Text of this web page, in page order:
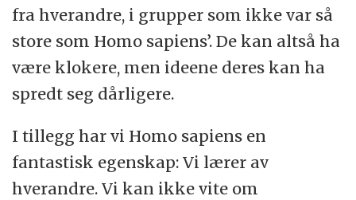
fra hverandre, i grupper som ikke var så
store som Homo sapiens’. De kan altså ha
være klokere, men ideene deres kan ha
spredt seg dårligere.
I tillegg har vi Homo sapiens en
fantastisk egenskap: Vi lærer av
hverandre. Vi kan ikke vite om